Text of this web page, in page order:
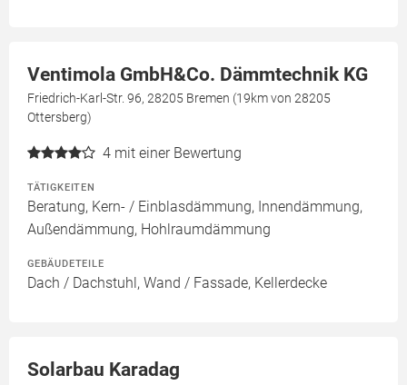
Ventimola GmbH&Co. Dämmtechnik KG
Friedrich-Karl-Str. 96, 28205 Bremen (19km von 28205
Ottersberg)
4 mit einer Bewertung
TÄTIGKEITEN
Beratung, Kern- / Einblasdämmung, Innendämmung,
Außendämmung, Hohlraumdämmung
GEBÄUDETEILE
Dach / Dachstuhl, Wand / Fassade, Kellerdecke
Solarbau Karadag